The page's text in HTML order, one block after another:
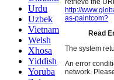
Urdu
Uzbek
Vietnamese
Welsh
Xhosa
Yiddish
Yoruba